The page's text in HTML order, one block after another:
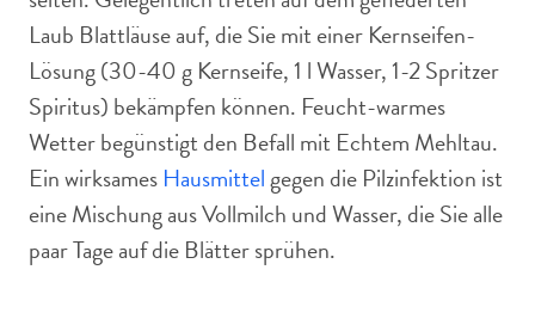
Laub Blattläuse auf, die Sie mit einer Kernseifen-
Lösung (30-40 g Kernseife, 1 l Wasser, 1-2 Spritzer
Spiritus) bekämpfen können. Feucht-warmes
Wetter begünstigt den Befall mit Echtem Mehltau.
Ein wirksames Hausmittelgegen die Pilzinfektion ist
eine Mischung aus Vollmilch und Wasser, die Sie alle
paar Tage auf die Blätter sprühen.